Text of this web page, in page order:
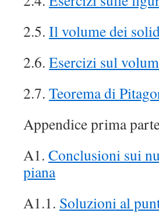
2.5. Il volume dei
2.6. Esercizi sul
2.7. Teorema di
Appendice prima
A1. Conclusioni sui
piana
A1.1. Soluzioni al